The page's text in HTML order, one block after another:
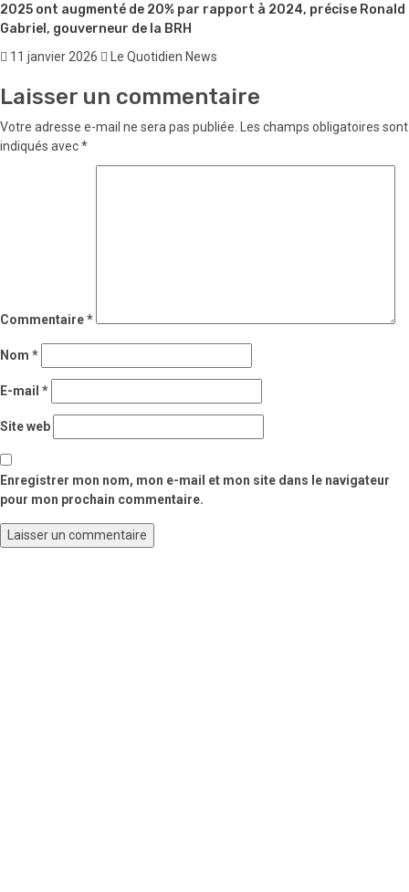
2025 ont augmenté de 20% par rapport à 2024, précise Ronald
Gabriel, gouverneur de la BRH
11 janvier 2026 Le Quotidien News
Laisser un commentaire
Votre adresse e-mail ne sera pas publiée.
Les champs obligatoires sont
indiqués avec*
Commentaire*
Nom *
E-mail *
Site web
Enregistrer mon nom, mon e-mail et mon site dans le navigateur
pour mon prochain commentaire.